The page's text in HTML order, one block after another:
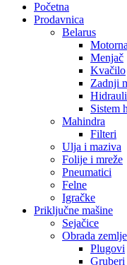
Početna
Prodavnica
Belarus
Menjač
Kvačilo
Zadnji
Sistem
Mahindra
Filteri
Ulja i maziva
Folije i mreže
Pneumatici
Felne
Igračke
Priključne mašine
Sejačice
Obrada zemlje
Plugovi
Gruberi